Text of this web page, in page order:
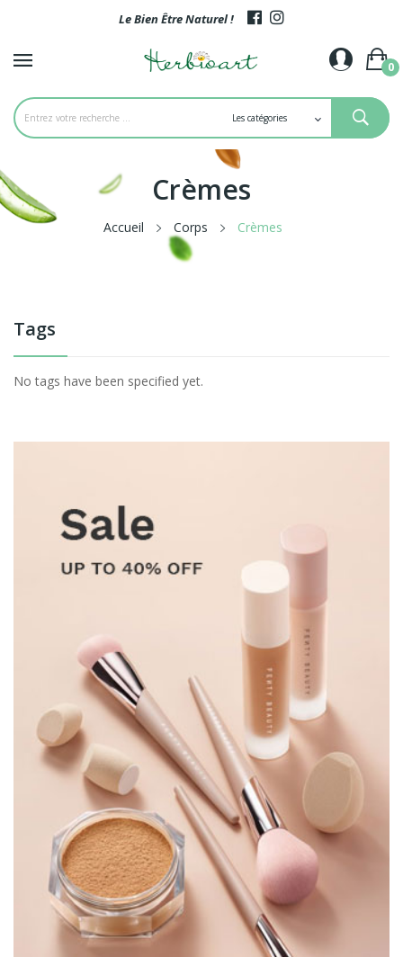
Le Bien Être Naturel !
0
Crèmes
Accueil Corps Crèmes
Tags
No tags have been specified yet.